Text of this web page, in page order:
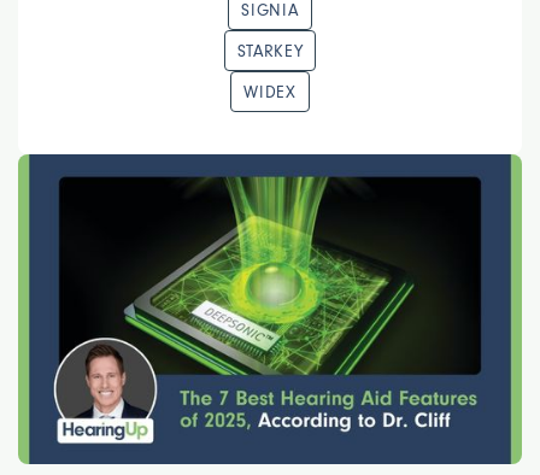
SIGNIA
STARKEY
WIDEX